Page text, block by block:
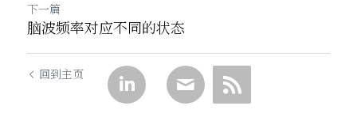
下一篇
脑波频率对应不同的状态
回到主页